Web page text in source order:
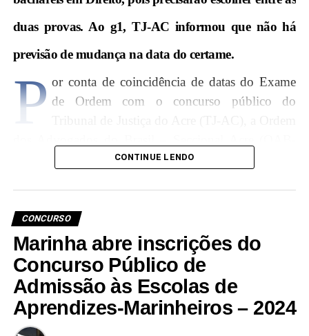
duas provas. Ao g1, TJ-AC informou que não há
previsão de mudança na data do certame.
P or conta de coincidência de datas do Exame
de Ordem com o concurso público do
AC) apresentou nessa terça-feira (30) um pedido para
Em documento encaminhado à presidente do TJ-AC,
desembargadora Regina Ferrari, o presidente da
OAB-AC Rodrigo Aiache argumenta que a realização
dos exames no mesmo dia pode prejudicar a vida
profissional de bacharéis em Direito, pois precisarão
escolher entre as duas provas.
CONTINUE LENDO
CONCURSO
Marinha abre inscrições do
Concurso Público de
Admissão às Escolas de
Aprendizes-Marinheiros – 2024